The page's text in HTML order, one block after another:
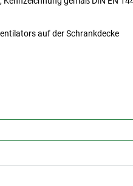
auf der Schrankdecke